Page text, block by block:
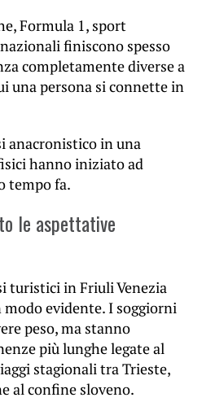
Formula 1, sport
finiscono spesso
completamente diverse a
una persona si connette in
anacronistico in una
hanno iniziato ad
tempo fa.
le aspettative
turistici in Friuli Venezia
evidente. I soggiorni
peso, ma stanno
più lunghe legate al
stagionali tra Trieste,
al confine sloveno.